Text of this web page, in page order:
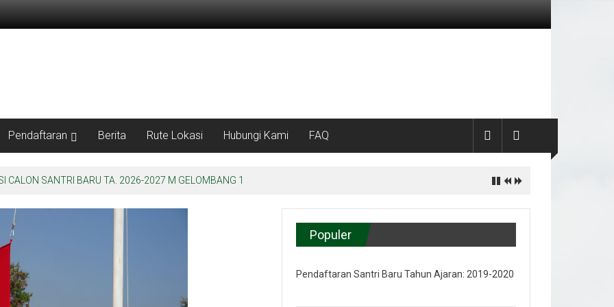
Pendaftaran Berita Rute Lokasi Hubungi Kami FAQ
Se-Jawa Barat
Populer
Pendaftaran Santri Baru Tahun Ajaran: 2019-2020